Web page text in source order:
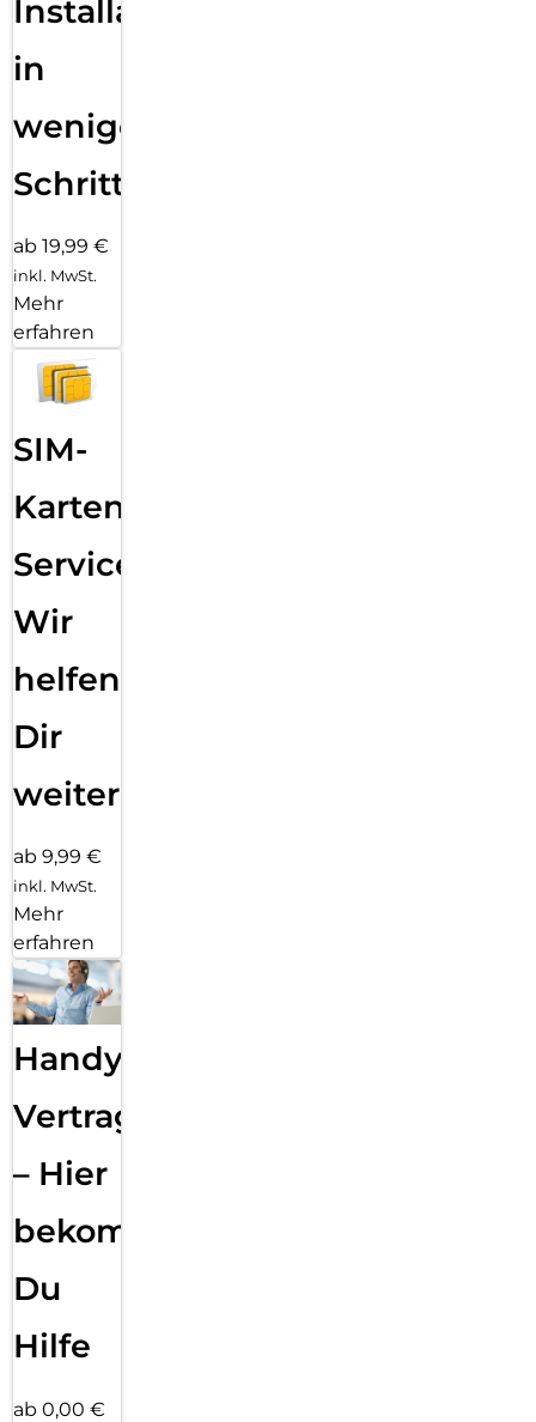
Installation
in
wenigen
Schritten
ab 19,99 €
inkl. MwSt.
Mehr
erfahren
SIM-
Karten
Service:
Wir
helfen
Dir
weiter
ab 9,99 €
inkl. MwSt.
Mehr
erfahren
Handy
Vertragsabwicklung
– Hier
bekommst
Du
Hilfe
ab 0,00 €